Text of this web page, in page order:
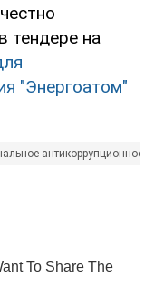
тендере на
"Энергоатом"
антикоррупционное